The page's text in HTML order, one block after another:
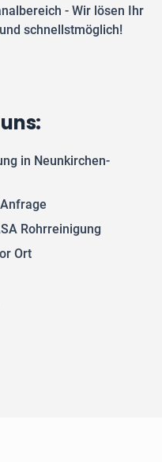
- Wir lösen Ihr
schnellstmöglich!
in Neunkirchen-
Rohrreinigung
Ort